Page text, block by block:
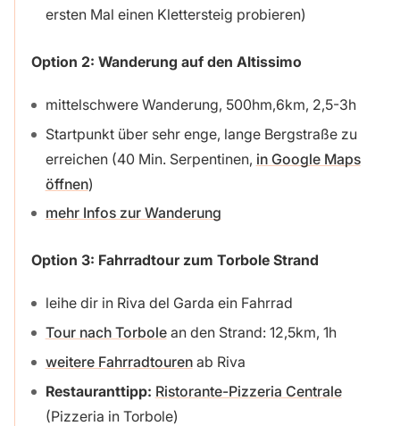
ersten Mal einen Klettersteig probieren)
Option 2: Wanderung auf den Altissimo
mittelschwere Wanderung, 500hm,6km, 2,5-3h
Startpunkt über sehr enge, lange Bergstraße zu
erreichen (40 Min. Serpentinen, in Google Maps
öffnen)
mehr Infos zur Wanderung
Option 3: Fahrradtour zum Torbole Strand
leihe dir in Riva del Garda ein Fahrrad
Tour nach Torbolean den Strand: 12,5km, 1h
weitere Fahrradtourenab Riva
Restauranttipp: Ristorante-Pizzeria Centrale
(Pizzeria in Torbole)